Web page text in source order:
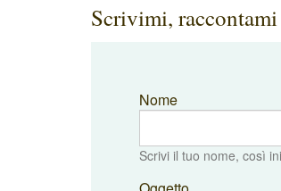
Scrivimi,
Nome
Scrivi il tuo nome, così